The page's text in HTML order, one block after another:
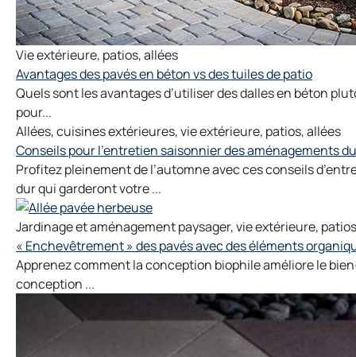
Vie extérieure, patios,allées
Avantages des pavés en béton vs des tuiles de patio
Quels sont les avantages d’utiliser des dalles en béton
pour...
Allées,cuisines extérieures,vie extérieure, patios,allées
Conseils pour l’entretien saisonnier des aménagements
Profitez pleinement de l’automne avec ces conseils
dur qui garderont votre ...
Jardinage et aménagement paysager,vie extérieure, patios
« Enchevêtrement » des pavés avec des éléments
Apprenez comment la conception biophile améliore le
conception ...